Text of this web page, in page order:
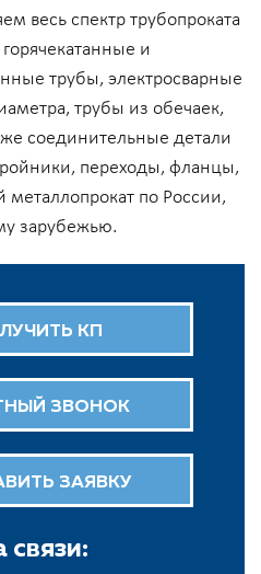
весь спектр трубопроката
и
трубы, электросварные
трубы из обечаек,
соединительные детали
переходы, фланцы,
металлопрокат по России,
зарубежью.
КП
ЗВОНОК
ЗАЯВКУ
связи: